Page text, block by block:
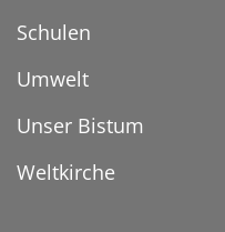
Schulen
Umwelt
Unser Bistum
Weltkirche